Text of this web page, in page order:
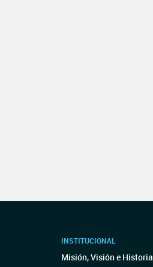
INSTITUCIONAL
Misión, Visión e Historia